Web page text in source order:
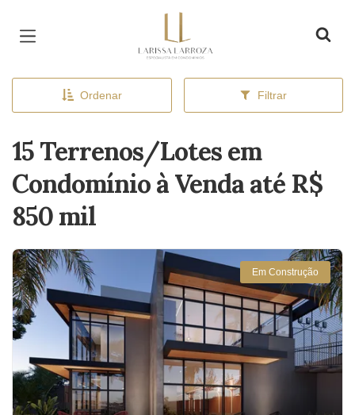
Ordenar Filtrar
15 Terrenos/Lotes em
Condomínio à Venda até R$
850 mil
Em Construção